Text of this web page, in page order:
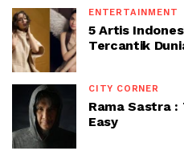
ENTERTAINMENT
5 Artis
Tercantik
CITY CORNER
Rama Sastra :
Easy